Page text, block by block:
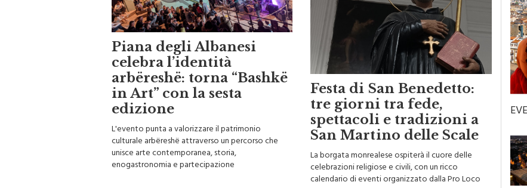
Piana degli Albanesi
celebra l’identità
arbëreshë: torna “Bashkë
in Art” con la sesta
edizione
L'evento punta a valorizzare il patrimonio
culturale arbëreshë attraverso un percorso che
unisce arte contemporanea, storia,
enogastronomia e partecipazione
Festa di San Benedetto:
tre giorni tra fede,
spettacoli e tradizioni a
San Martino delle Scale
La borgata monrealese ospiterà il cuore delle
celebrazioni religiose e civili, con un ricco
calendario di eventi organizzato dalla Pro Loco